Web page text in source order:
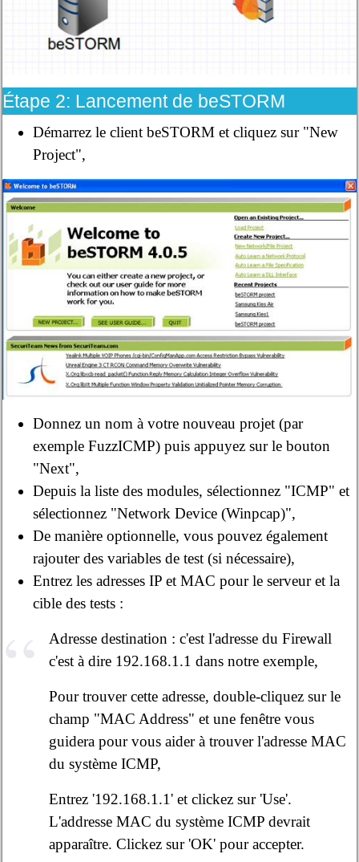
Étape 2: Lancement de beSTORM
Démarrez le client beSTORM et cliquez sur "New
Project",
Donnez un nom à votre nouveau projet (par
exemple FuzzICMP) puis appuyez sur le bouton
"Next",
Depuis la liste des modules, sélectionnez "ICMP" et
sélectionnez "Network Device (Winpcap)",
De manière optionnelle, vous pouvez également
rajouter des variables de test (si nécessaire),
Entrez les adresses IP et MAC pour le serveur et la
cible des tests :
Adresse destination : c'est l'adresse du Firewall
c'est à dire 192.168.1.1 dans notre exemple,
Pour trouver cette adresse, double-cliquez sur le
champ "MAC Address" et une fenêtre vous
guidera pour vous aider à trouver l'adresse MAC
du système ICMP,
Entrez '192.168.1.1' et clickez sur 'Use'.
L'addresse MAC du système ICMP devrait
apparaître. Clickez sur 'OK' pour accepter.